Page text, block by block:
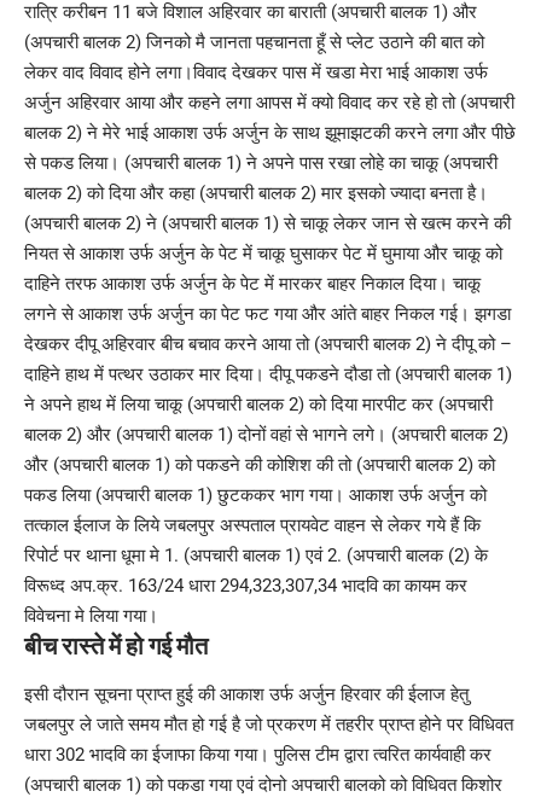
रात्रि करीबन 11 बजे विशाल अहिरवार का बाराती (अपचारी बालक 1) और
(अपचारी बालक 2) जिनको मै जानता पहचानता हूँ से प्लेट उठाने की बात को
लेकर वाद विवाद होने लगा।विवाद देखकर पास में खडा मेरा भाई आकाश उर्फ
अर्जुन अहिरवार आया और कहने लगा आपस में क्यो विवाद कर रहे हो तो (अपचारी
बालक 2) ने मेरे भाई आकाश उर्फ अर्जुन के साथ झूमाझटकी करने लगा और पीछे
से पकड लिया। (अपचारी बालक 1) ने अपने पास रखा लोहे का चाकू (अपचारी
बालक 2) को दिया और कहा (अपचारी बालक 2) मार इसको ज्यादा बनता है।
(अपचारी बालक 2) ने (अपचारी बालक 1) से चाकू लेकर जान से खत्म करने की
नियत से आकाश उर्फ अर्जुन के पेट में चाकू घुसाकर पेट में घुमाया और चाकू को
दाहिने तरफ आकाश उर्फ अर्जुन के पेट में मारकर बाहर निकाल दिया। चाकू
लगने से आकाश उर्फ अर्जुन का पेट फट गया और आंते बाहर निकल गई। झगडा
देखकर दीपू अहिरवार बीच बचाव करने आया तो (अपचारी बालक 2) ने दीपू को –
दाहिने हाथ में पत्थर उठाकर मार दिया। दीपू पकडने दौडा तो (अपचारी बालक 1)
ने अपने हाथ में लिया चाकू (अपचारी बालक 2) को दिया मारपीट कर (अपचारी
बालक 2) और (अपचारी बालक 1) दोनों वहां से भागने लगे। (अपचारी बालक 2)
और (अपचारी बालक 1) को पकडने की कोशिश की तो (अपचारी बालक 2) को
पकड लिया (अपचारी बालक 1) छुटककर भाग गया। आकाश उर्फ अर्जुन को
तत्काल ईलाज के लिये जबलपुर अस्पताल प्रायवेट वाहन से लेकर गये हैं कि
रिपोर्ट पर थाना धूमा मे 1. (अपचारी बालक 1) एवं 2. (अपचारी बालक (2) के
विरूध्द अप.क्र. 163/24 धारा 294,323,307,34 भादवि का कायम कर
विवेचना मे लिया गया।
बीच रास्ते में हो गई मौत
इसी दौरान सूचना प्राप्त हुई की आकाश उर्फ अर्जुन हिरवार की ईलाज हेतु
जबलपुर ले जाते समय मौत हो गई है जो प्रकरण में तहरीर प्राप्त होने पर विधिवत
धारा 302 भादवि का ईजाफा किया गया। पुलिस टीम द्वारा त्वरित कार्यवाही कर
(अपचारी बालक 1) को पकडा गया एवं दोनो अपचारी बालको को विधिवत किशोर